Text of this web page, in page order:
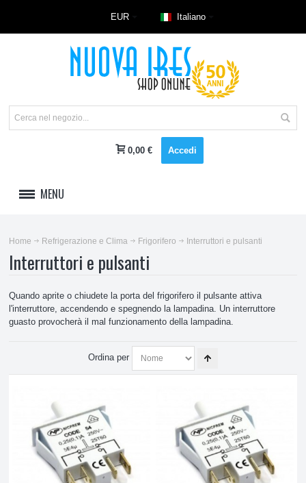
EUR Italiano
0,00 € Accedi
MENU
REFRIGERAZIONE E CLIMA
Accessori climatizzatore
Celle e Banchi frigo
Cerniere
Compressori
Home Refrigerazione e Clima Frigorifero Interruttori e pulsanti
Interruttori e pulsanti
Quando aprite o chiudete la porta del frigorifero il pulsante attiva
l'interruttore, accendendo e spegnendo la lampadina. Un interruttore
guasto provocherà il mal funzionamento della lampadina.
Ordina per